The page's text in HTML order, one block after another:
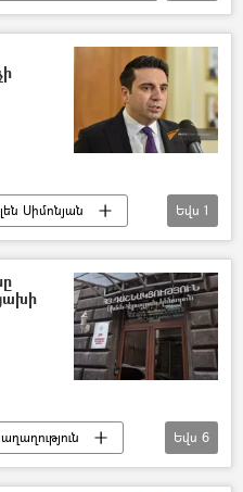
Սիմոնյան
Եվս 1
Հայաստան
Եվս 6